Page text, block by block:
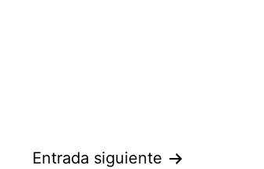
Entrada siguiente